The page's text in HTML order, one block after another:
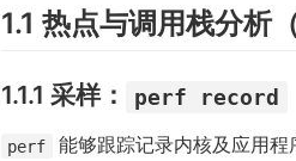
1.1 热点与调用栈分析
1.1.1 采样： perf record
perf 能够跟踪记录内核及应用程